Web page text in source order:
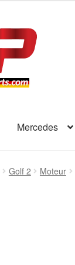
Mercedes
Golf 2 Moteur